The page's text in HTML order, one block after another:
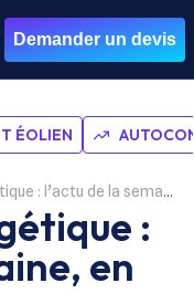
Demander un devis
ÉOLIEN
de la semaine, en bref et en vrac
:
en